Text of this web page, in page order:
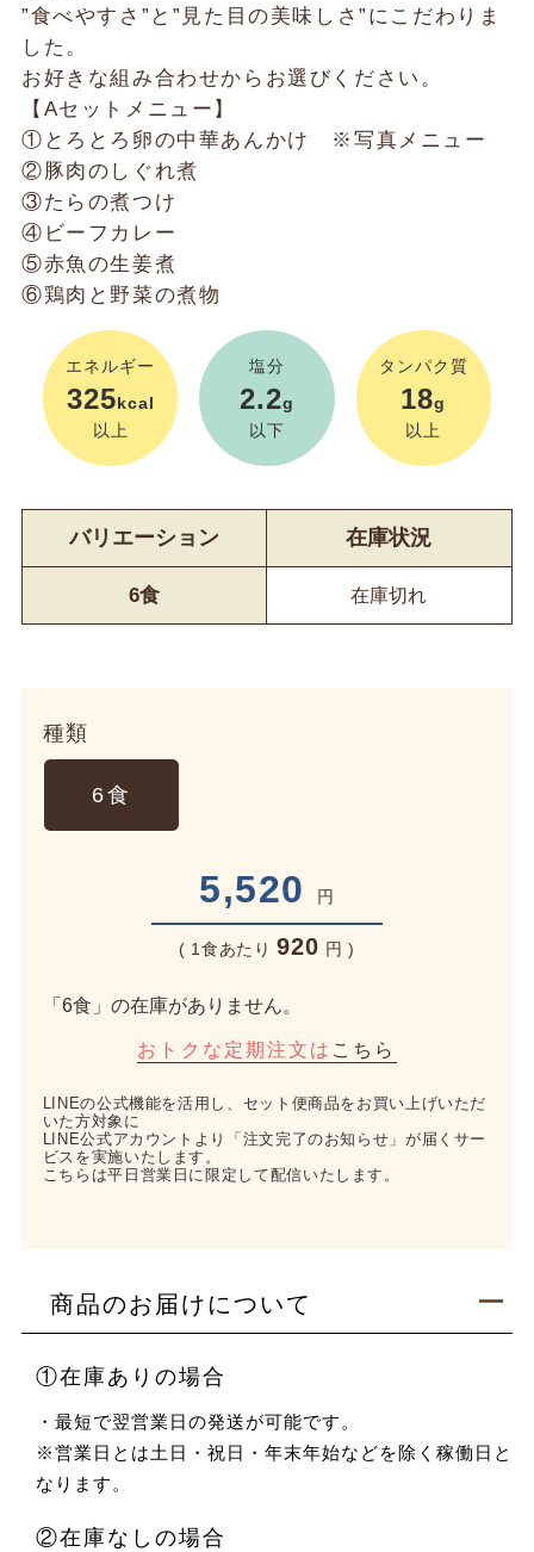
”食べやすさ”と”見た目の美味しさ”にこだわりま
した。
お好きな組み合わせからお選びください。
【Aセットメニュー】
①とろとろ卵の中華あんかけ ※写真メニュー
②豚肉のしぐれ煮
③たらの煮つけ
④ビーフカレー
⑤赤魚の生姜煮
⑥鶏肉と野菜の煮物
エネルギー
325kcal
以上
塩分
2.2g
以下
タンパク質
18g
以上
バリエーション 在庫状況
6食 在庫切れ
種類
6食
5,520 円
( 1食あたり920 円 )
「6食」の在庫がありません。
おトクな定期注文は こちら
LINEの公式機能を活用し、セット便商品をお買い上げいただ
いた方対象に
LINE公式アカウントより「注文完了のお知らせ」が届くサー
ビスを実施いたします。
こちらは平日営業日に限定して配信いたします。
商品のお届けについて
①在庫ありの場合
・最短で翌営業日の発送が可能です。
※営業日とは土日・祝日・年末年始などを除く稼働日と
なります。
②在庫なしの場合